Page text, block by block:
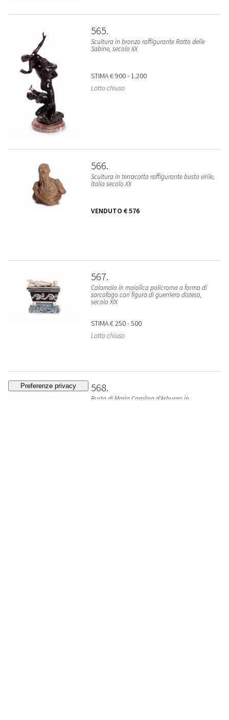
565
Scultura in bronzo raffigurante Ratto delle
Sabine, secolo XX
STIMA€ 900 - 1.200
Lotto chiuso
566
Scultura in terracotta raffigurante busto virile,
Italia secolo XX
VENDUTO € 576
567
Calamaio in maiolica policroma a forma di
sarcofago con figura di guerriero disteso,
secolo XIX
STIMA€ 250 - 500
Lotto chiuso
568
Busto di Maria Carolina d'Asburgo in